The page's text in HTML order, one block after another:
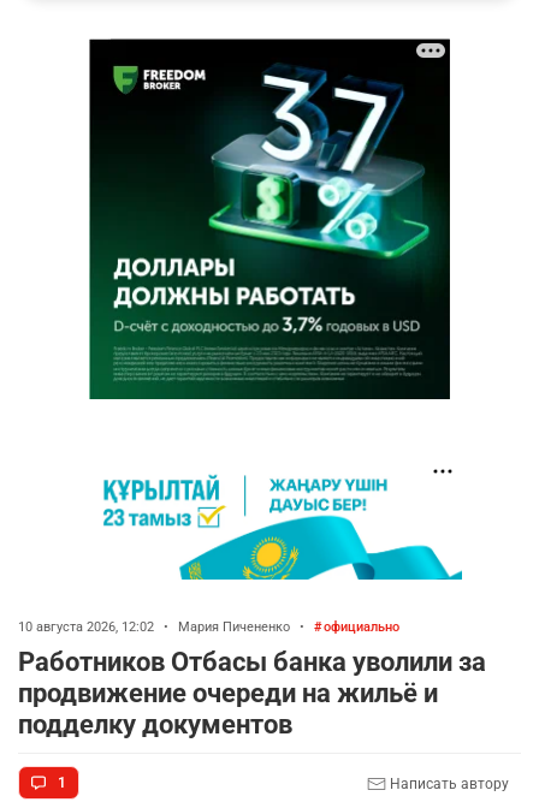
10 августа 2026, 12:02 • Мария Пичененко • официально
Работников Отбасы банка уволили за
продвижение очереди на жильё и
подделку документов
1 Написать автору